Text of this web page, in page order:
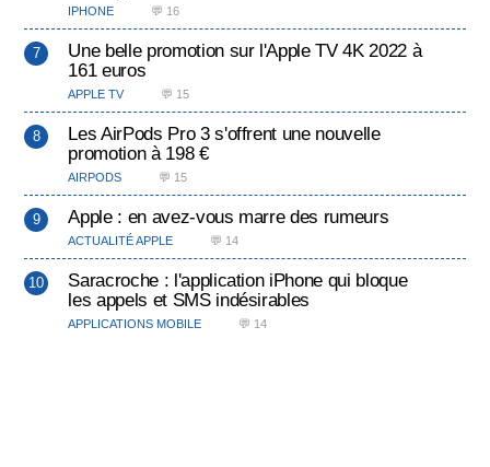
IPHONE 💬 16
Une belle promotion sur l'Apple TV 4K 2022 à
161 euros
APPLE TV 💬 15
Les AirPods Pro 3 s'offrent une nouvelle
promotion à 198 €
AIRPODS 💬 15
Apple : en avez-vous marre des rumeurs
ACTUALITÉ APPLE 💬 14
Saracroche : l'application iPhone qui bloque
les appels et SMS indésirables
APPLICATIONS MOBILE 💬 14